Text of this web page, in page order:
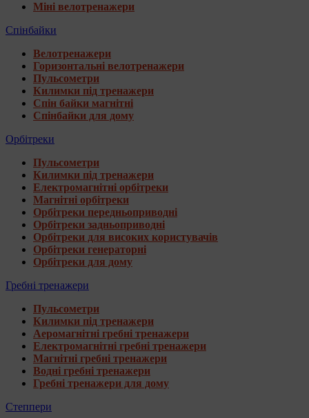
Міні велотренажери
Спінбайки
Велотренажери
Горизонтальні велотренажери
Пульсометри
Килимки під тренажери
Спін байки магнітні
Спінбайки для дому
Орбітреки
Пульсометри
Килимки під тренажери
Електромагнітні орбітреки
Магнітні орбітреки
Орбітреки передньоприводні
Орбітреки задньоприводні
Орбітреки для високих користувачів
Орбітреки генераторні
Орбітреки для дому
Гребні тренажери
Пульсометри
Килимки під тренажери
Аеромагнітні гребні тренажери
Електромагнітні гребні тренажери
Магнітні гребні тренажери
Водні гребні тренажери
Гребні тренажери для дому
Степпери